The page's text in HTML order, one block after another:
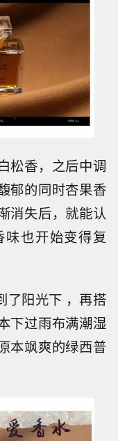
松香，之后中调
郁的同时杏果香
消失后，就能认
也开始变得复
了阳光下 ，再搭
下过雨布满潮湿
本飒爽的绿西普